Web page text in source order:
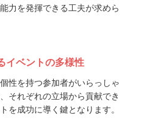
力を発揮できる工夫が求めら
イベントの多様性
性を持つ参加者がいらっしゃ
それぞれの立場から貢献でき
を成功に導く鍵となります。